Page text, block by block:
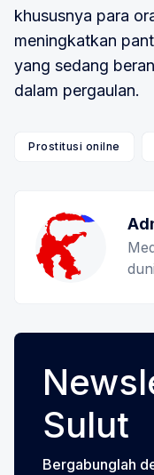
khususnya para
meningkatkan
yang sedang
dalam pergaulan.
Prostitusi onilne
Sulut
Bergabunglah